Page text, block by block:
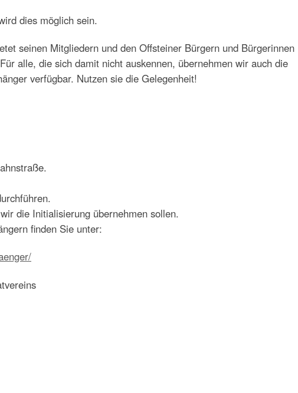
dies möglich sein.
seinen Mitgliedern und den Offsteiner Bürgern und Bürgerinnen
alle, die sich damit nicht auskennen, übernehmen wir auch die
verfügbar. Nutzen sie die Gelegenheit!
die Initialisierung übernehmen sollen.
finden Sie unter: